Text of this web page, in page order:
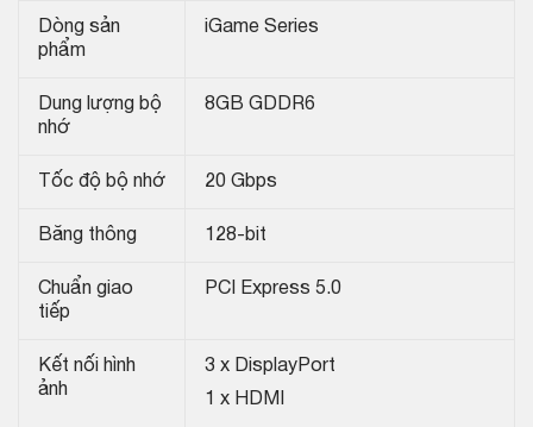
Dòng sản
phẩm
iGame Series
Dung lượng bộ
nhớ
8GB GDDR6
Tốc độ bộ nhớ 20 Gbps
Băng thông 128-bit
Chuẩn giao
tiếp
PCI Express 5.0
Kết nối hình
ảnh
3 x DisplayPort
1 x HDMI